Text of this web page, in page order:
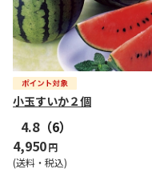
小玉すいか２個
4.8（6）
4,950円
(送料・税込)